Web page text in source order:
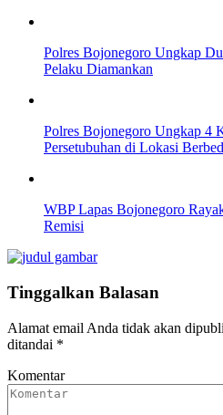
Polres Bojonegoro Ungkap
Pelaku Diamankan
Polres Bojonegoro Ungkap 4
Persetubuhan di Lokasi
WBP Lapas Bojonegoro
Remisi
Tinggalkan Balasan
Alamat email Anda tidak akan
ditandai *
Komentar